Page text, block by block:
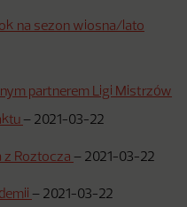
na sezon wiosna/lato
partnerem Ligi Mistrzów
– 2021-03-22
z Roztocza – 2021-03-22
– 2021-03-22